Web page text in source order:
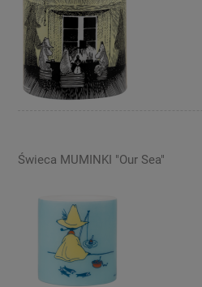
Świeca MUMINKI "Our Sea"